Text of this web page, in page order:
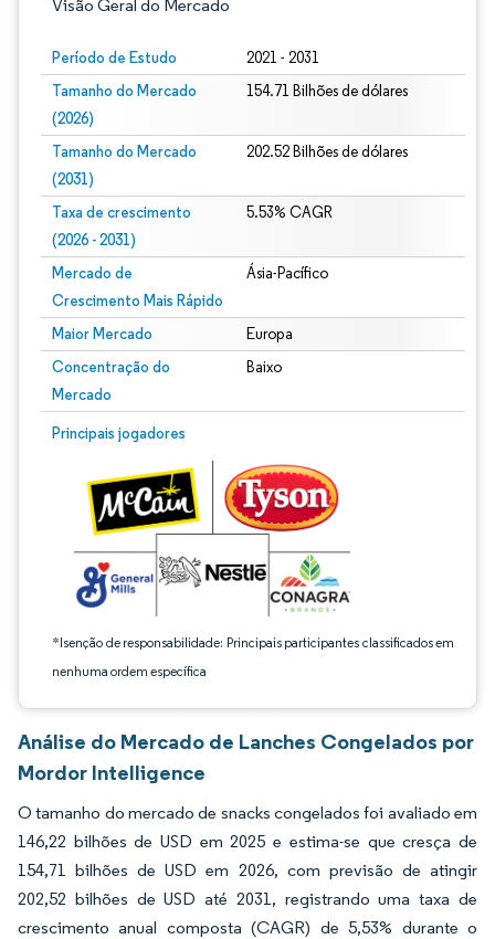
Visão Geral do Mercado
Período de Estudo 2021 - 2031
Tamanho do Mercado
(2026)
154.71 Bilhões de dólares
Tamanho do Mercado
(2031)
202.52 Bilhões de dólares
Taxa de crescimento
(2026 - 2031)
5.53% CAGR
Mercado de
Crescimento Mais Rápido
Ásia-Pacífico
Maior Mercado Europa
Concentração do
Mercado
Baixo
Principais jogadores
*Isenção de responsabilidade: Principais participantes classificados em
nenhuma ordem específica
Imagem © Mordor Intelligence. O reuso requer atribuição conforme CC BY 4.0.
Análise do Mercado de Lanches Congelados por
Mordor Intelligence
O tamanho do mercado de snacks congelados foi avaliado em
146,22 bilhões de USD em 2025 e estima-se que cresça de
154,71 bilhões de USD em 2026, com previsão de atingir
202,52 bilhões de USD até 2031, registrando uma taxa de
crescimento anual composta (CAGR) de 5,53% durante o